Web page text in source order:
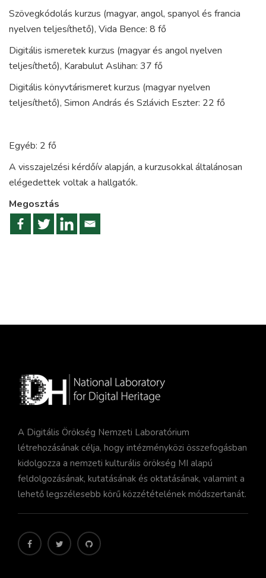
Szövegkódolás kurzus (magyar, angol, spanyol és francia
nyelven teljesíthető), Vida Bence: 8 fő
Digitális ismeretek kurzus (magyar és angol nyelven
teljesíthető), Karabulut Aslihan: 37 fő
Digitális könyvtárismeret kurzus (magyar nyelven
teljesíthető), Simon András és Szlávich Eszter: 22 fő
Egyéb: 2 fő
A visszajelzési kérdőív alapján, a kurzusokkal általánosan
elégedettek voltak a hallgatók.
Megosztás
A Digitális Örökség Nemzeti Laboratórium
létrehozásának célja, hogy intézményközi összefogásban
kidolgozza a nemzeti kulturális örökség MI alapú
feldolgozásának, kutatásának és oktatásának, valamint a
lehető legszélesebb körű közzétételének módszertanát.